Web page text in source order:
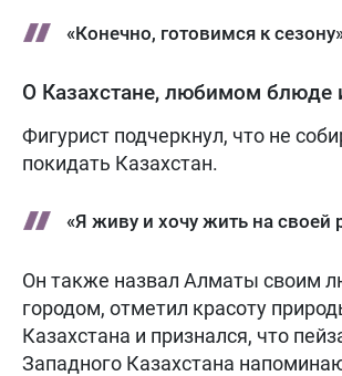
«Конечно, готовимся к
О Казахстане, любимом блюде
Фигурист подчеркнул, что не
покидать Казахстан.
«Я живу и хочу жить на своей
Он также назвал Алматы своим
городом, отметил красоту
Казахстана и признался, что
Западного Казахстана